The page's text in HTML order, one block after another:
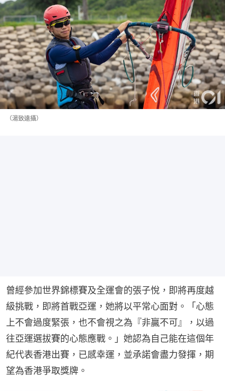
（湯致遠攝）
曾經參加世界錦標賽及全運會的張子悅，即將再度越
級挑戰，即將首戰亞運，她將以平常心面對。「心態
上不會過度緊張，也不會視之為『非贏不可』，以過
往亞運選拔賽的心態應戰。」她認為自己能在這個年
紀代表香港出賽，已感幸運，並𠄘諾會盡力發揮，期
望為香港爭取獎牌。